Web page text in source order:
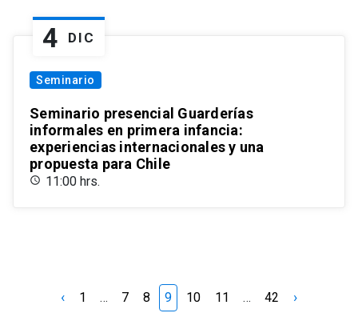
4 DIC
Seminario
Seminario presencial Guarderías
informales en primera infancia:
experiencias internacionales y una
propuesta para Chile
11:00 hrs.
‹ 1 … 7 8 9 10 11 … 42 ›